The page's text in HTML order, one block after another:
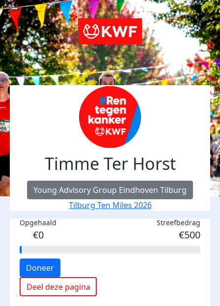
Timme Ter Horst
Young Advisory Group Eindhoven Tilburg
Tilburg Ten Miles 2026
Opgehaald
€0
Streefbedrag
€500
Doneer
Deel deze pagina